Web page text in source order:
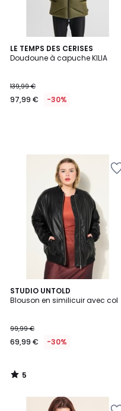
LE TEMPS DES CERISES
Doudoune à capuche KILIA
139,99 €
97,99 € -30%
STUDIO UNTOLD
Blouson en similicuir avec col
99,99 €
69,99 € -30%
5
/
5
/